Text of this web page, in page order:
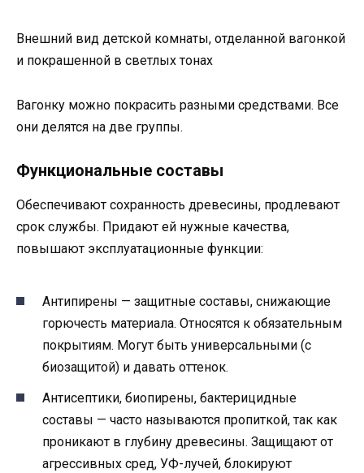
Внешний вид детской комнаты, отделанной вагонкой
и покрашенной в светлых тонах
Вагонку можно покрасить разными средствами. Все
они делятся на две группы.
Функциональные составы
Обеспечивают сохранность древесины, продлевают
срок службы. Придают ей нужные качества,
повышают эксплуатационные функции:
Антипирены — защитные составы, снижающие
горючесть материала. Относятся к обязательным
покрытиям. Могут быть универсальными (с
биозащитой) и давать оттенок.
Антисептики, биопирены, бактерицидные
составы — часто называются пропиткой, так как
проникают в глубину древесины. Защищают от
агрессивных сред, УФ-лучей, блокируют